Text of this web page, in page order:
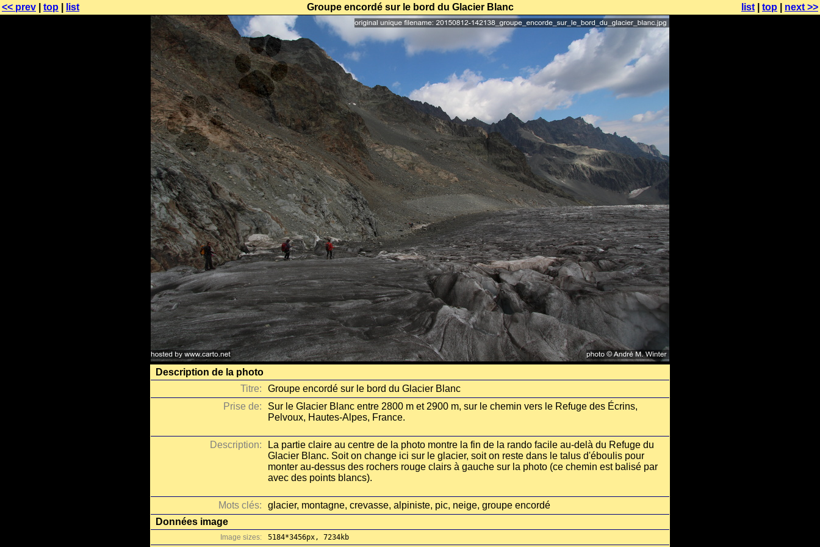
<< prev top list Groupe encordé sur le bord du Glacier Blanc list top next >>
Description de la photo
Titre:
Groupe encordé sur le bord du Glacier Blanc
Prise de:
Sur le Glacier Blanc entre 2800 m et 2900 m, sur le chemin vers le Refuge des Écrins,
Pelvoux, Hautes-Alpes, France.
Description:
La partie claire au centre de la photo montre la fin de la rando facile au-delà du Refuge du
Glacier Blanc. Soit on change ici sur le glacier, soit on reste dans le talus d'éboulis pour
monter au-dessus des rochers rouge clairs à gauche sur la photo (ce chemin est balisé par
avec des points blancs).
Mots clés:
glacier, montagne, crevasse, alpiniste, pic, neige, groupe encordé
Données image
Image sizes: 5184*3456px, 7234kb